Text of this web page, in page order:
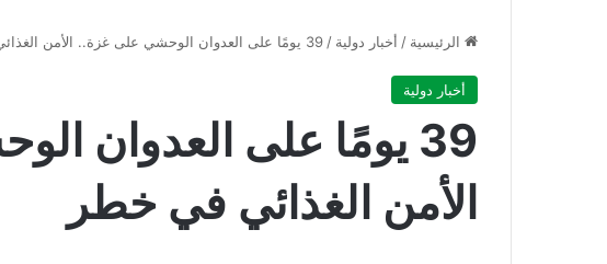
الرئيسية / أخبار دولية / 39 يومًا على العدوان الوحشي على غزة.. الأمن الغذائي في خطر
أخبار دولية
39 يومًا على العدوان
الأمن الغذائي في خطر